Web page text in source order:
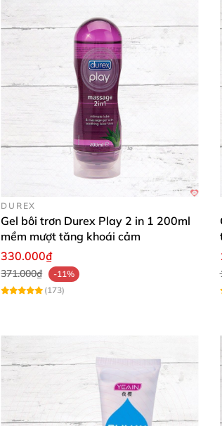
DUREX
Gel bôi trơn Durex Play 2 in 1 200ml
mềm mượt tăng khoái cảm
330.000₫
371.000₫
-11%
(173)